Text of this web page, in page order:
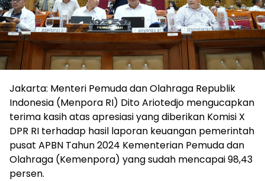
Jakarta: Menteri Pemuda dan Olahraga Republik
Indonesia (Menpora RI) Dito Ariotedjo mengucapkan
terima kasih atas apresiasi yang diberikan Komisi X
DPR RI terhadap hasil laporan keuangan pemerintah
pusat APBN Tahun 2024 Kementerian Pemuda dan
Olahraga (Kemenpora) yang sudah mencapai 98,43
persen.